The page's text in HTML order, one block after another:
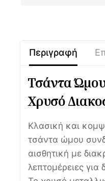
Περιγραφή
Τσάντα
Χρυσό
Κλασική και
τσάντα ώμου
αισθητική με
λεπτομέρειες για